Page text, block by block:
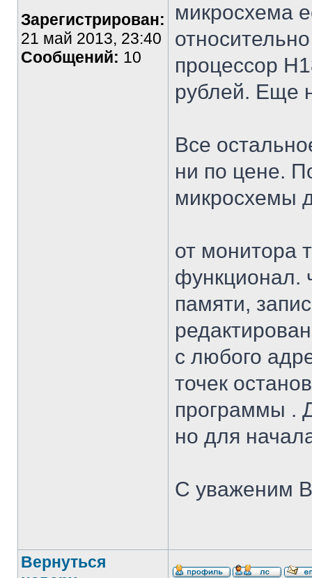
Зарегистрирован:
21 май 2013, 23:40
Сообщений: 10
микросхема
процессор
рублей. Еще
Все
ни по цене.
микросхемы
от монитора
функционал.
памяти,
с любого
точек
программы .
но для
С уваженим
Вернуться